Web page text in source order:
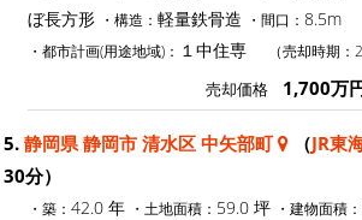
ぼ長方形 ・構造： 軽量鉄骨造 ・間口： 8.5m
・都市計画(用途地域)： １中住専 （売却時期：
売却価格 1,700万
5. 静岡県 静岡市 清水区 中矢部町 （JR東
30分）
・築： 42.0 年 ・土地面積： 59.0 坪 ・建物面積：